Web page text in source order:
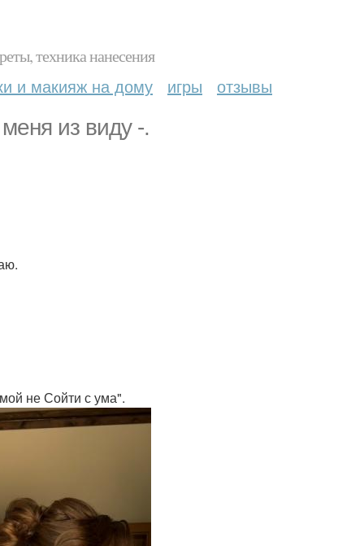
техника нанесения
и макияж на дому игры отзывы
из виду -.
не Сойти с ума".